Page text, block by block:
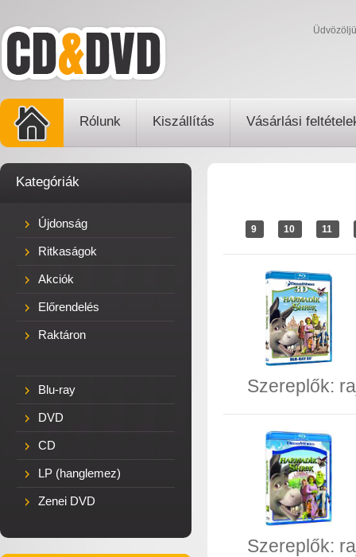
Rólunk Kiszállítás Vásárlási
Kategóriák
Újdonság
Ritkaságok
Akciók
Előrendelés
Raktáron
Blu-ray
DVD
CD
LP (hanglemez)
Zenei DVD
9 10 11
Szereplők:
Szereplők: